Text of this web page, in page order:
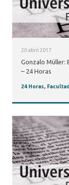
20 abril 2017
Gonzalo Müller:
– 24 Horas
24 Horas,